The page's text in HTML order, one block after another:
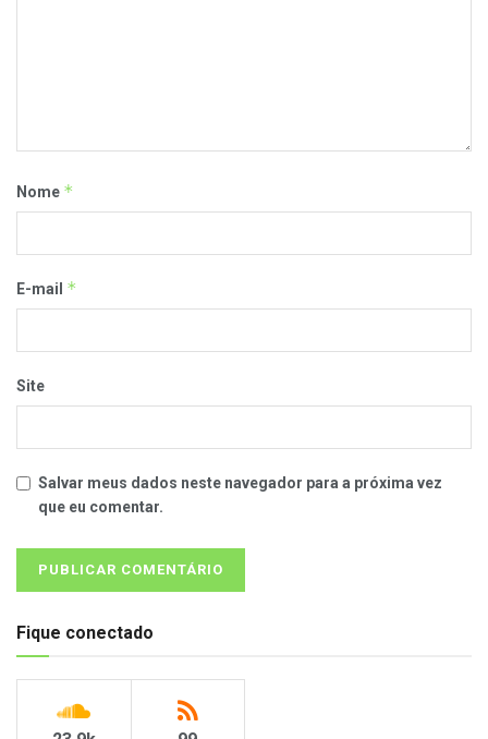
Nome *
E-mail *
Site
Salvar meus dados neste navegador para a próxima vez
que eu comentar.
Fique conectado